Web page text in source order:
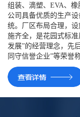
组装、滴塑、EVA、橡
公司具备优质的生产
统。厂区布局合理，
施齐全，是花园式标
发展”的经营理念，先
同守信誉企业”等荣誉